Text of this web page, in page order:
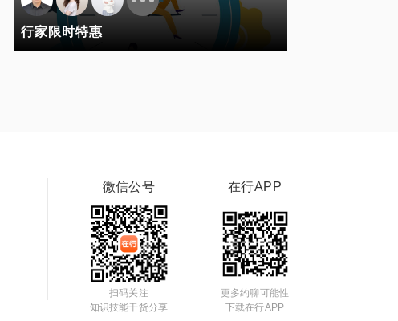
行家限时特惠
微信公号
扫码关注
知识技能干货分享
在行APP
更多约聊可能性
下载在行APP